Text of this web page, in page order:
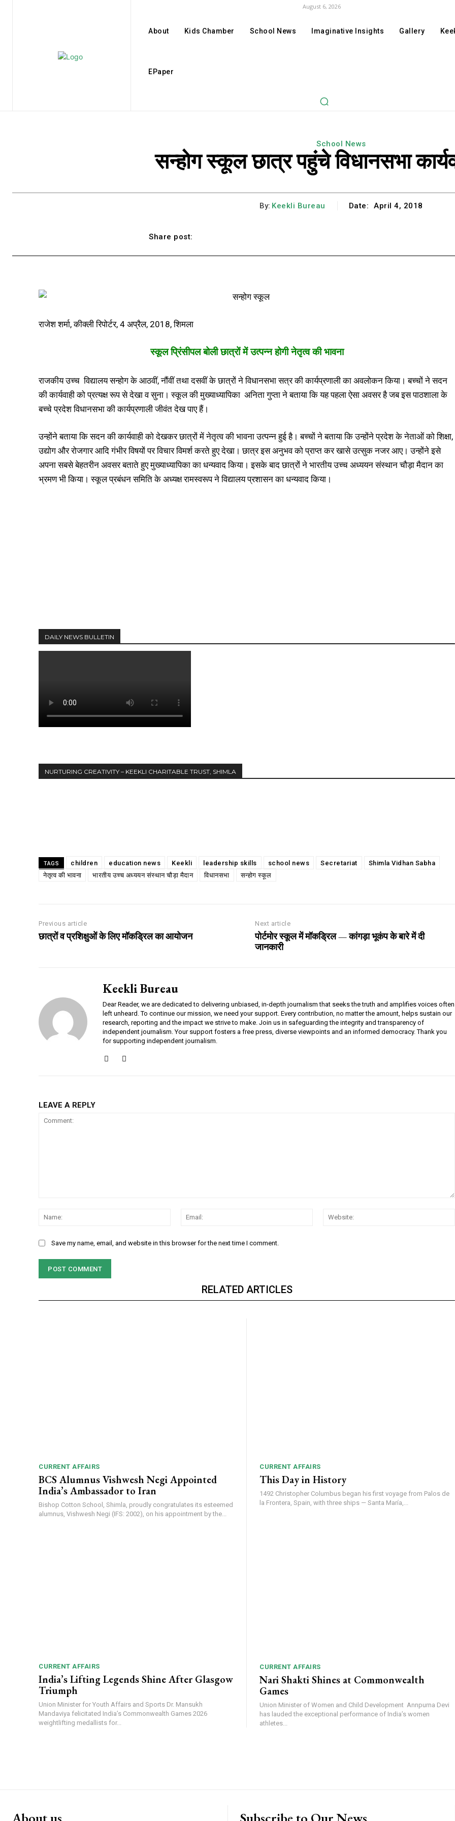
August 6, 2026
About Kids Chamber School News Imaginative Insights Gallery
EPaper
School News
सन्होग स्कूल छात्र पहुंचे विधानसभा
By: Keekli Bureau Date: April 4, 2018
Share post:
राजेश शर्मा, कीक्ली रिपोर्टर, 4 अप्रैल, 2018, शिमला
स्कूल प्रिंसीपल बोली छात्रों में उत्पन्न होगी नेतृत्व की भावना
राजकीय उच्च विद्यालय सन्होग के आठवीं, नौंवीं तथा दसवीं के छात्रों ने विधानसभा सत्र की कार्यप्रणाली का अवलोकन किया। बच्चों ने सदन
की कार्यवाही को प्रत्यक्ष रूप से देखा व सुना। स्कूल की मुख्याध्यापिका अनिता गुप्ता ने बताया कि यह पहला ऐसा अवसर है जब इस पाठशाला के
बच्चे प्रदेश विधानसभा की कार्यप्रणाली जीवंत देख पाए हैं।
उन्होंने बताया कि सदन की कार्यवाही को देखकर छात्रों में नेतृत्व की भावना उत्पन्न हुई है। बच्चों ने बताया कि उन्होंने प्रदेश के नेताओं को शिक्षा,
उद्योग और रोजगार आदि गंभीर विषयों पर विचार विमर्श करते हुए देखा। छात्र इस अनुभव को प्राप्त कर खासे उत्सुक नजर आए। उन्होंने इसे
अपना सबसे बेहतरीन अवसर बताते हुए मुख्याध्यापिका का धन्यवाद किया। इसके बाद छात्रों ने भारतीय उच्च अध्ययन संस्थान चौड़ा मैदान का
भ्रमण भी किया। स्कूल प्रबंधन समिति के अध्यक्ष रामस्वरूप ने विद्यालय प्रशासन का धन्यवाद किया।
DAILY NEWS BULLETIN
NURTURING CREATIVITY – KEEKLI CHARITABLE TRUST, SHIMLA
TAGS children education news Keekli leadership skills school news Secretariat
Shimla Vidhan Sabha
नेतृत्व की भावना
भारतीय उच्च अध्ययन संस्थान चौड़ा मैदान विधानसभा सन्होग स्कूल
Previous article
छात्रों व प्रशिक्षुओं के लिए मॉकड्रिल का आयोजन
Next article
पोर्टमोर स्कूल में मॉकड्रिल — कांगड़ा भूकंप के बारे में दी
जानकारी
Keekli Bureau
Dear Reader, we are dedicated to delivering unbiased, in-depth journalism that seeks the truth and amplifies voices often
left unheard. To continue our mission, we need your support. Every contribution, no matter the amount, helps sustain our
research, reporting and the impact we strive to make. Join us in safeguarding the integrity and transparency of
independent journalism. Your support fosters a free press, diverse viewpoints and an informed democracy. Thank you
for supporting independent journalism.
LEAVE A REPLY
Name:
Email:
Save my name, email, and website in this browser for the next time I comment.
RELATED ARTICLES
CURRENT AFFAIRS
BCS Alumnus Vishwesh Negi Appointed
India’s Ambassador to Iran
Bishop Cotton School, Shimla, proudly congratulates its esteemed
alumnus, Vishwesh Negi (IFS: 2002), on his appointment by the...
CURRENT AFFAIRS
This Day in History
1492 Christopher Columbus began his first voyage from Palos de
la Frontera, Spain, with three ships — Santa María,...
CURRENT AFFAIRS
India’s Lifting Legends Shine After Glasgow
Triumph
Union Minister for Youth Affairs and Sports Dr. Mansukh
Mandaviya felicitated India’s Commonwealth Games 2026
weightlifting medallists for...
CURRENT AFFAIRS
Nari Shakti Shines at Commonwealth
Games
Union Minister of Women and Child Development Annpurna Devi
has lauded the exceptional performance of India’s women
athletes...